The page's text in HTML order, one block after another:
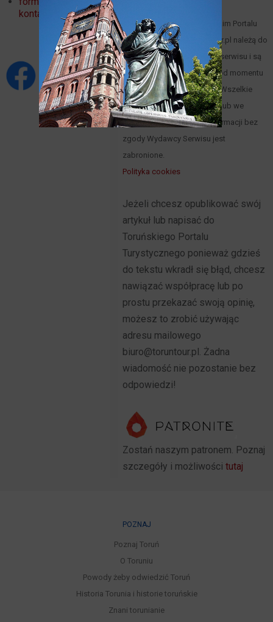
kontaktowy
Materiały zawarte w Toruńskim Portalu
Turystycznym www.toruntour.pl należą do
ich autorów lub właściciela serwisu i są
objęte prawami autorskimi od momentu
powstania Portalu w 2015 r. Wszelkie
wykorzystywanie w całości lub we
fragmentach zawartych informacji bez
zgody Wydawcy Serwisu jest
zabronione.
Polityka cookies
Jeżeli chcesz opublikować swój
artykuł lub napisać do
Toruńskiego Portalu
Turystycznego ponieważ gdzieś
do tekstu wkradł się błąd, chcesz
nawiązać współpracę lub po
prostu przekazać swoją opinię,
możesz to zrobić używając
adresu mailowego
biuro@toruntour.pl. Żadna
wiadomość nie pozostanie bez
odpowiedzi!
Zostań naszym patronem. Poznaj
szczegóły i możliwości tutaj
POZNAJ
Poznaj Toruń
O Toruniu
Powody żeby odwiedzić Toruń
Historia Torunia i historie toruńskie
Znani torunianie